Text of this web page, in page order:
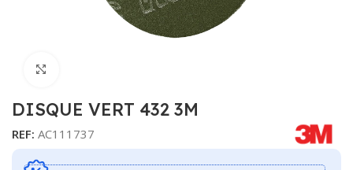
DISQUE VERT 432 3M
REF: AC111737